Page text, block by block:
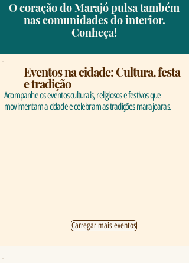
O coração do Marajó pulsa também
nas comunidades do interior.
Conheça!
Eventos na cidade: Cultura, festa
e tradição
Acompanhe os eventos culturais, religiosos e festivos que
movimentam a cidade e celebram as tradições marajoaras.
Carregar mais eventos